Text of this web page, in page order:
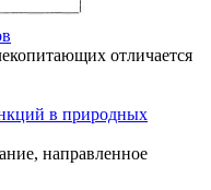
отличается
в природных
направленное